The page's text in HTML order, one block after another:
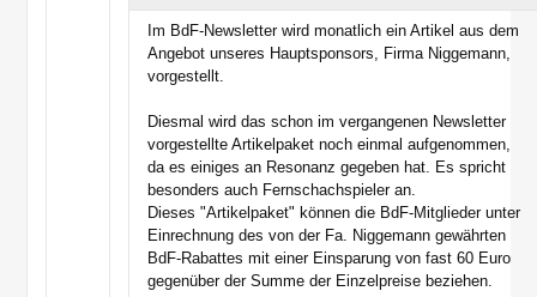
Im BdF-Newsletter wird monatlich ein Artikel aus dem
Angebot unseres Hauptsponsors, Firma Niggemann,
vorgestellt.
Diesmal wird das schon im vergangenen Newsletter
vorgestellte Artikelpaket noch einmal aufgenommen,
da es einiges an Resonanz gegeben hat. Es spricht
besonders auch Fernschachspieler an.
Dieses "Artikelpaket" können die BdF-Mitglieder unter
Einrechnung des von der Fa. Niggemann gewährten
BdF-Rabattes mit einer Einsparung von fast 60 Euro
gegenüber der Summe der Einzelpreise beziehen.